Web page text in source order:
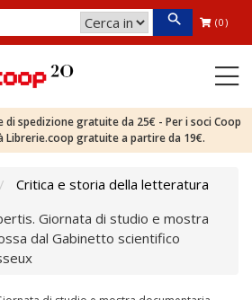
(0)
di spedizione gratuite da 25€ - Per i soci Coop
Librerie.coop gratuite a partire da 19€.
Critica e storia della letteratura
Giornata di studio e mostra
dal Gabinetto scientifico